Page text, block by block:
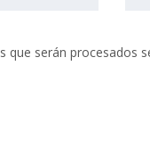
que serán procesados